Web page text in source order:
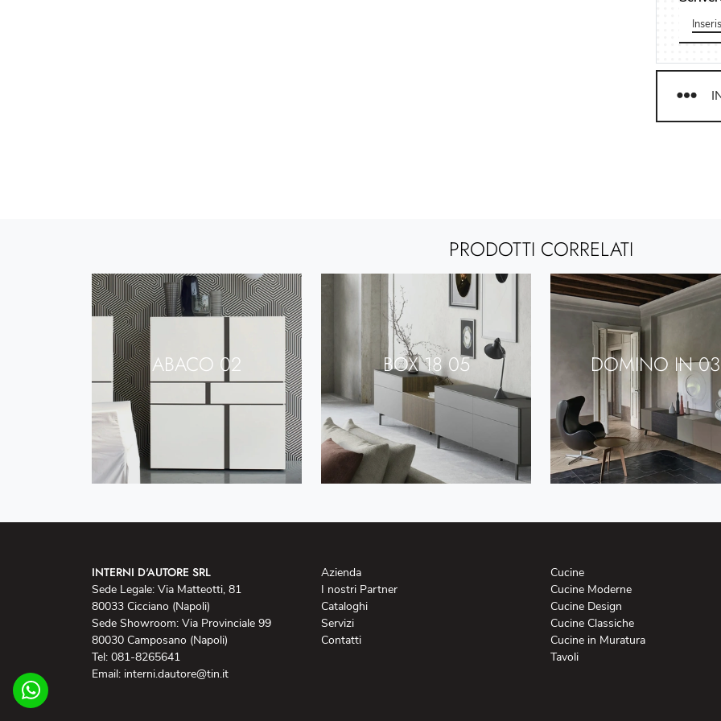
PRODOTTI CORRELATI
ABACO 02 BOX 18 05 DOMINO IN 03
INTERNI D'AUTORE SRL
Sede Legale: Via Matteotti, 81
80033 Cicciano (Napoli)
Sede Showroom: Via Provinciale 99
80030 Camposano (Napoli)
Tel: 081-8265641
Email: interni.dautore@tin.it
Azienda
I nostri Partner
Cataloghi
Servizi
Contatti
Cucine
Cucine Moderne
Cucine Design
Cucine Classiche
Cucine in Muratura
Tavoli